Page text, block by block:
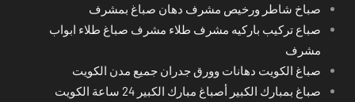
صباخ شاطر ورخيص مشرف دهان صباغ بمشرف
صباع تركيب باركيه مشرف طلاء مشرف صباغ طلاء ابواب
مشرف
صباغ الكويت دهانات وورق جدران جميع مدن الكويت
صباغ بمبارك الكبير أصباغ مبارك الكبير 24 ساعة الكويت